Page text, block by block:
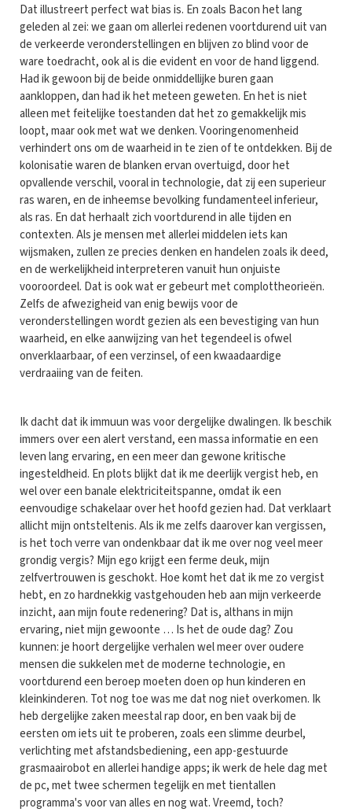
Dat illustreert perfect wat bias is. En zoals Bacon het lang
geleden al zei: we gaan om allerlei redenen voortdurend uit van
de verkeerde veronderstellingen en blijven zo blind voor de
ware toedracht, ook al is die evident en voor de hand liggend.
Had ik gewoon bij de beide onmiddellijke buren gaan
aankloppen, dan had ik het meteen geweten. En het is niet
alleen met feitelijke toestanden dat het zo gemakkelijk mis
loopt, maar ook met wat we denken. Vooringenomenheid
verhindert ons om de waarheid in te zien of te ontdekken. Bij de
kolonisatie waren de blanken ervan overtuigd, door het
opvallende verschil, vooral in technologie, dat zij een superieur
ras waren, en de inheemse bevolking fundamenteel inferieur,
als ras. En dat herhaalt zich voortdurend in alle tijden en
contexten. Als je mensen met allerlei middelen iets kan
wijsmaken, zullen ze precies denken en handelen zoals ik deed,
en de werkelijkheid interpreteren vanuit hun onjuiste
vooroordeel. Dat is ook wat er gebeurt met complottheorieën.
Zelfs de afwezigheid van enig bewijs voor de
veronderstellingen wordt gezien als een bevestiging van hun
waarheid, en elke aanwijzing van het tegendeel is ofwel
onverklaarbaar, of een verzinsel, of een kwaadaardige
verdraaiing van de feiten.
Ik dacht dat ik immuun was voor dergelijke dwalingen. Ik beschik
immers over een alert verstand, een massa informatie en een
leven lang ervaring, en een meer dan gewone kritische
ingesteldheid. En plots blijkt dat ik me deerlijk vergist heb, en
wel over een banale elektriciteitspanne, omdat ik een
eenvoudige schakelaar over het hoofd gezien had. Dat verklaart
allicht mijn ontsteltenis. Als ik me zelfs daarover kan vergissen,
is het toch verre van ondenkbaar dat ik me over nog veel meer
grondig vergis? Mijn ego krijgt een ferme deuk, mijn
zelfvertrouwen is geschokt. Hoe komt het dat ik me zo vergist
hebt, en zo hardnekkig vastgehouden heb aan mijn verkeerde
inzicht, aan mijn foute redenering? Dat is, althans in mijn
ervaring, niet mijn gewoonte … Is het de oude dag? Zou
kunnen: je hoort dergelijke verhalen wel meer over oudere
mensen die sukkelen met de moderne technologie, en
voortdurend een beroep moeten doen op hun kinderen en
kleinkinderen. Tot nog toe was me dat nog niet overkomen. Ik
heb dergelijke zaken meestal rap door, en ben vaak bij de
eersten om iets uit te proberen, zoals een slimme deurbel,
verlichting met afstandsbediening, een app-gestuurde
grasmaairobot en allerlei handige apps; ik werk de hele dag met
de pc, met twee schermen tegelijk en met tientallen
programma's voor van alles en nog wat. Vreemd, toch?